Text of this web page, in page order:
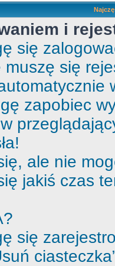
i
się
się
zapobiec
ale nie
jakiś czas
się